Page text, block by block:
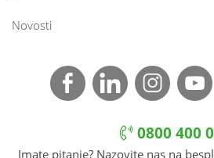
Novosti
0800 400
Imate pitanje? Nazovite nas na